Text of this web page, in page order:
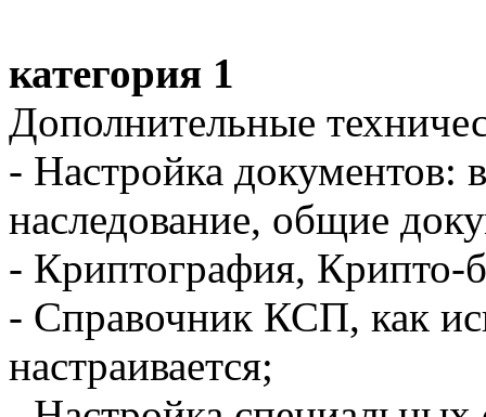
категория 1
Дополнительные
- Настройка документов:
наследование, общие
- Криптография, Крипто-
- Справочник КСП, как
настраивается;